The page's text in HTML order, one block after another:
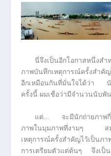
นี่จึงเป็นอีกโอกาสหนึ่ง
ภาพบันทึกเหตุการณ์ครั้งสำ
อีกเหมือนกันที่มั่นใจได้ว่า นั
ครั้งนี้ ผมเชื่อว่ามีจำนวนนับพัน
แต่… จะมีนักถ่ายภาพกี่
ภาพในมุมภาพที่งามๆ สมกั
เหตุการณ์ครั้งสำคัญไว้เป็นภา
การเตรียมตัวแต่ต้นๆ จึงเป็น